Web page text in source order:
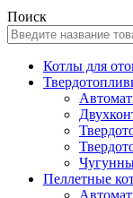
Поиск
Котлы для
Пеллетные